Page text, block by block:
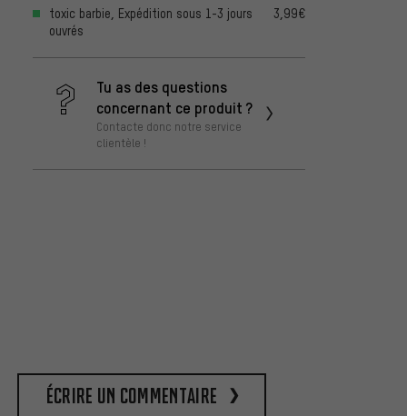
toxic barbie, Expédition sous 1-3 jours
ouvrés
3,99€
Tu as des questions
concernant ce produit ?
Contacte donc notre service
clientèle !
Écrire un commentaire